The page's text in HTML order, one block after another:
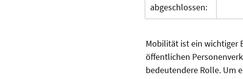
abgeschlossen:
Mobilität ist ein wichtiger
öffentlichen
bedeutendere Rolle. Um